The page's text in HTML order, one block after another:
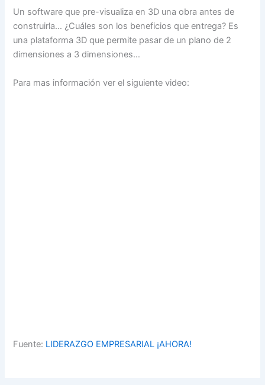
Un software que pre-visualiza en 3D una obra antes de
construirla… ¿Cuáles son los beneficios que entrega? Es
una plataforma 3D que permite pasar de un plano de 2
dimensiones a 3 dimensiones…
Para mas información ver el siguiente video:
Fuente: LIDERAZGO EMPRESARIAL ¡AHORA!